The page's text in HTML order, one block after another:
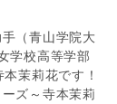
（青山学院大
学校高等学部
茉莉花です！
ズ～寺本茉莉